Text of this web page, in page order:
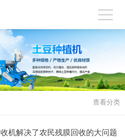
查看分类
机解决了农民残膜回收的大问题